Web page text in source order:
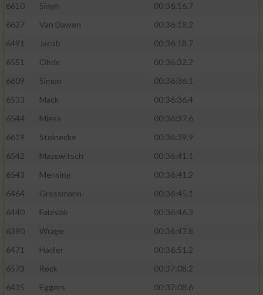
6610
Singh
00:36:16.7
6627
Van Dawen
00:36:18.2
6491
Jacob
00:36:18.7
6551
Ohde
00:36:32.2
6609
Simon
00:36:36.1
6533
Mack
00:36:36.4
6544
Miess
00:36:37.6
6619
Steinecke
00:36:39.9
6542
Mazewitsch
00:36:41.1
6543
Mensing
00:36:41.2
6464
Grossmann
00:36:45.1
6440
Fabisiak
00:36:46.3
6390
Wrage
00:36:47.8
6471
Hadler
00:36:51.2
6573
Reck
00:37:08.2
6435
Eggers
00:37:08.6